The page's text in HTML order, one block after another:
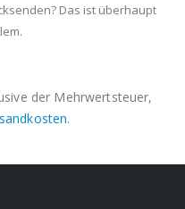
Das ist überhaupt
der Mehrwertsteuer,
.